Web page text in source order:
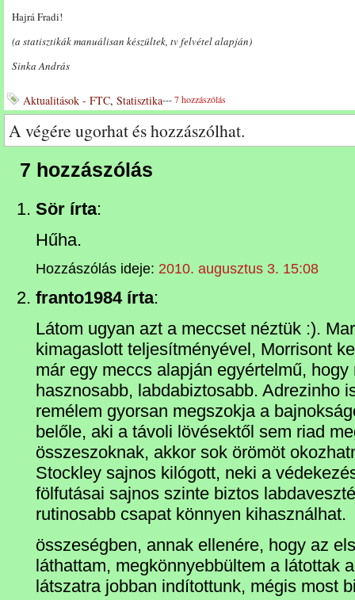
Hajrá Fradi!
(a statisztikák manuálisan készültek, tv felvétel alapján)
Sinka András
Aktualitások - FTC, Statisztika---7 hozzászólás
A végére ugorhat és hozzászólhat.
7 hozzászólás
Sör írta:
Hűha.
Hozzászólás ideje: 2010. augusztus 3. 15:08
franto1984 írta:
Látom ugyan azt a meccset néztük :).
kimagaslott teljesítményével, Morrisont
már egy meccs alapján egyértelmű,
hasznosabb, labdabiztosabb. Adrezinho
remélem gyorsan megszokja a
belőle, aki a távoli lövésektől sem riad
összeszoknak, akkor sok örömöt
Stockley sajnos kilógott, neki a
fölfutásai sajnos szinte biztos
rutinosabb csapat könnyen kihasználhat.
összeségben, annak ellenére, hogy az
láthattam, megkönnyebbültem a látottak
látszatra jobban indítottunk, mégis most